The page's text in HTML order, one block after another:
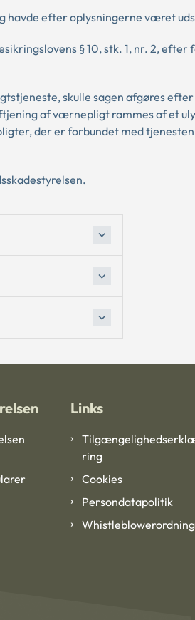
efter oplysningerne været
§ 10, stk. 1, nr. 2,
skulle sagen afgøres
af værnepligt rammes af et
der er forbundet med
Links
ring
Cookies
Persondatapolitik
Whistleblowerordning